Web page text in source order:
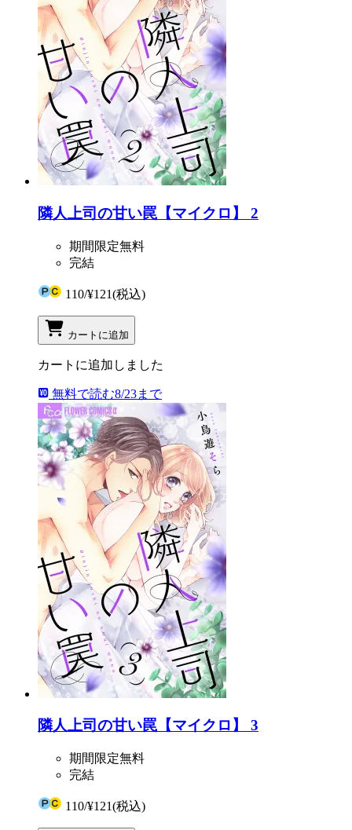
隣人上司の甘い罠【マイクロ】 2
期間限定無料
完結
110/¥121(税込)
カートに追加
カートに追加しました
無料で読む8/23まで
隣人上司の甘い罠【マイクロ】 3
期間限定無料
完結
110/¥121(税込)